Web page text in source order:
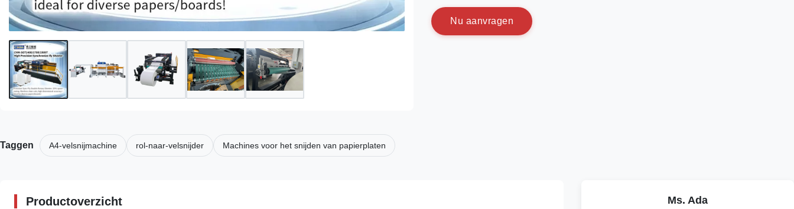
N u aanvragen
Taggen A4-velsnijmachine rol-naar-velsnijder Machines voor het snijden van papierplaten
Productoverzicht Ms. Ada